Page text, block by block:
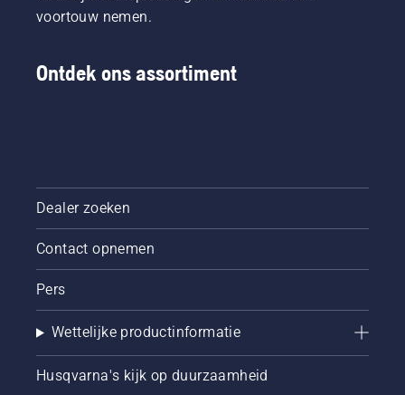
voortouw nemen.
Ontdek ons assortiment
Dealer zoeken
Contact opnemen
Pers
Wettelijke productinformatie
Husqvarna's kijk op duurzaamheid